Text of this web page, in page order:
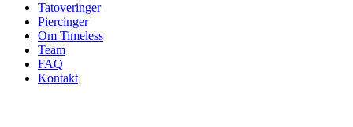
Tatoveringer
Piercinger
Om Timeless
Team
FAQ
Kontakt